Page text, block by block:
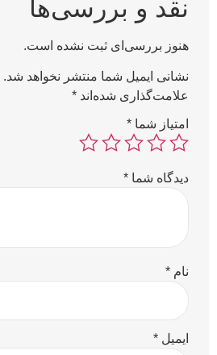
نقد و بررسی‌ها
هنوز بررسی‌ای ثبت نشده است.
نشانی ایمیل شما منتشر نخواهد شد.
علامت‌گذاری شده‌اند *
امتیاز شما *
دیدگاه شما *
نام *
ایمیل *